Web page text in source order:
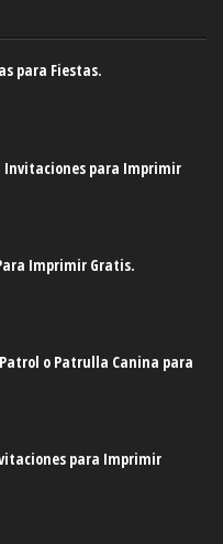
para Fiestas.
Invitaciones para Imprimir
Imprimir Gratis.
o Patrulla Canina para
para Imprimir